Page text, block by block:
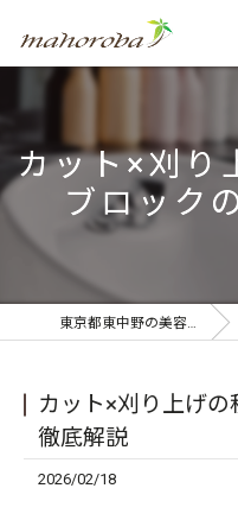
カット×刈り
ブロック
東京都東中野の美容室ならmahoroba
カット×刈り上げ
徹底解説
2026/02/18